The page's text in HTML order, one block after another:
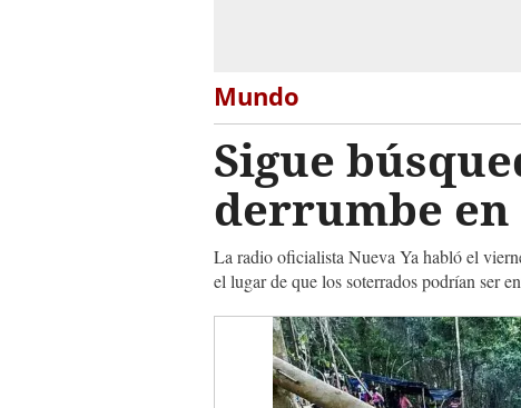
Mundo
Sigue
derrumbe
La radio oficialista Nueva Ya habló el
el lugar de que los soterrados podrían ser